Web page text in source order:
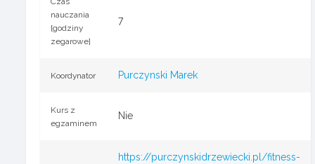
nauczania
[godziny
zegarowe]
7
Koordynator Purczynski Marek
Kurs z
egzaminem
Nie
https://purczynskidrzewiecki.pl/fitness-